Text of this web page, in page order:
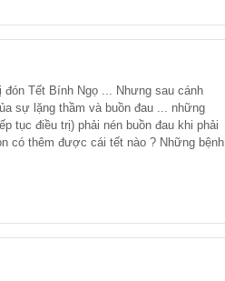
đón Tết Bính Ngọ ... Nhưng sau cánh
sự lặng thầm và buồn đau ... những
tục điều trị) phải nén buồn đau khi phải
có thêm được cái tết nào ? Những bệnh